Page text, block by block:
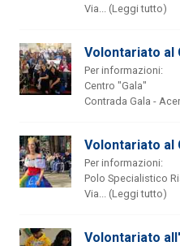
Via... (Leggi tutto)
Volontariato al
Per informazioni:
Centro "Gala"
Contrada Gala -
Volontariato al
Per informazioni:
Polo Specialistico
Via... (Leggi tutto)
Volontariato